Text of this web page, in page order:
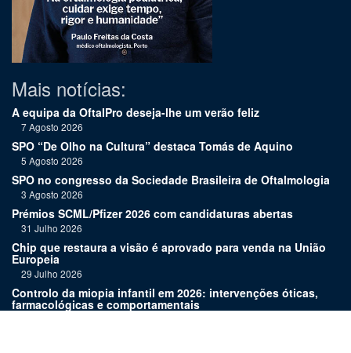
Mais notícias:
A equipa da OftalPro deseja-lhe um verão feliz
7 Agosto 2026
SPO “De Olho na Cultura” destaca Tomás de Aquino
5 Agosto 2026
SPO no congresso da Sociedade Brasileira de Oftalmologia
3 Agosto 2026
Prémios SCML/Pfizer 2026 com candidaturas abertas
31 Julho 2026
Chip que restaura a visão é aprovado para venda na União
Europeia
29 Julho 2026
Controlo da miopia infantil em 2026: intervenções óticas,
farmacológicas e comportamentais